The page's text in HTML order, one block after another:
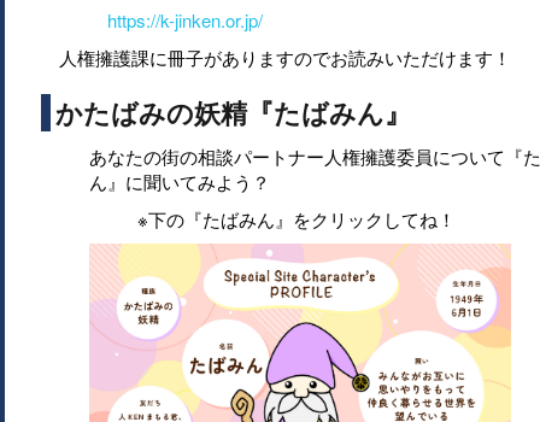
https://k-jinken.or.jp/
人権擁護課に冊子がありますのでお読みいただけます！
かたばみの妖精『たばみん』
あなたの街の相談パートナー人権擁護委員について『
ん』に聞いてみよう？
※下の『たばみん』をクリックしてね！